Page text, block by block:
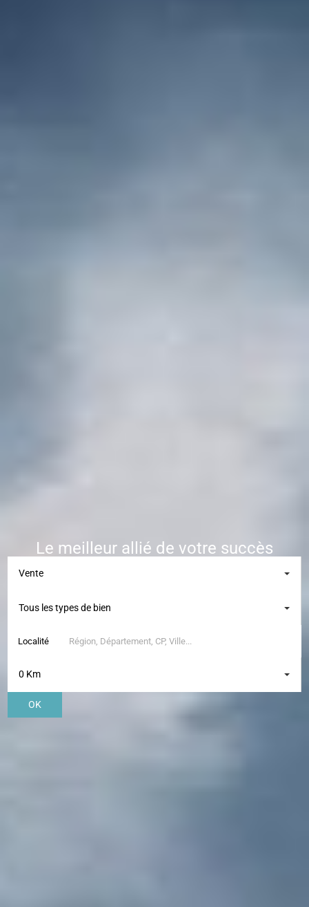
Le meilleur allié de votre succès
Vente
Tous les types de bien
Localité
0 Km